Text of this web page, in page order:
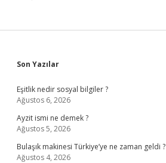
Sidebar
Son Yazılar
Eşitlik nedir sosyal bilgiler ?
Ağustos 6, 2026
Ayzit ismi ne demek ?
Ağustos 5, 2026
Bulaşık makinesi Türkiye’ye ne zaman geldi ?
Ağustos 4, 2026